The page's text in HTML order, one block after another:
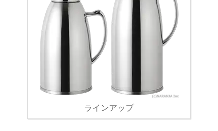
ラインアップ